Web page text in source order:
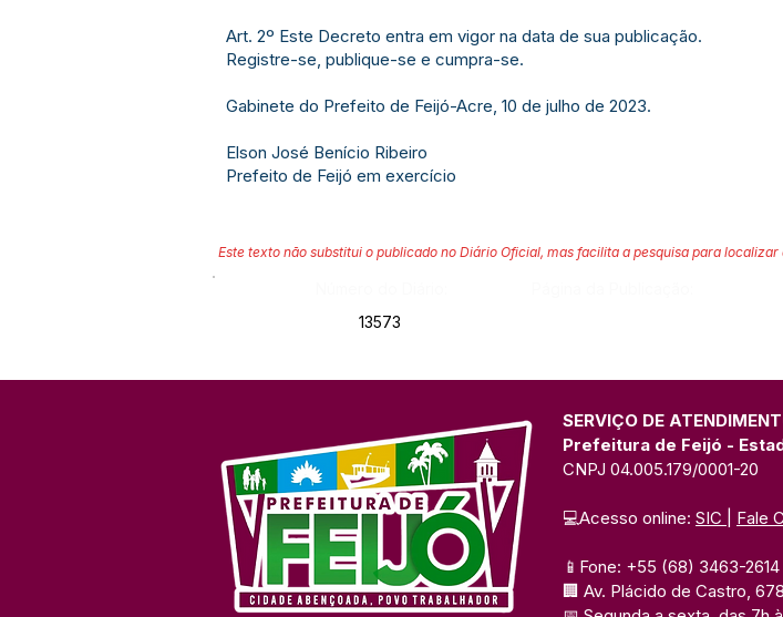
Art. 2º Este Decreto entra em vigor na data de sua publicação.
Registre-se, publique-se e cumpra-se.
Gabinete do Prefeito de Feijó-Acre, 10 de julho de 2023.
Elson José Benício Ribeiro
Prefeito de Feijó em exercício
Este texto não substitui o publicado no Diário Oficial, mas facilita a pesquisa para
13573
SERVIÇO DE
Prefeitura de Feijó -
CNPJ 04.005.179/0001-20
💻Acesso online: SIC Fale
📱Fone: +55 (68) 3463-2614
🏢 Av. Plácido de Castro,